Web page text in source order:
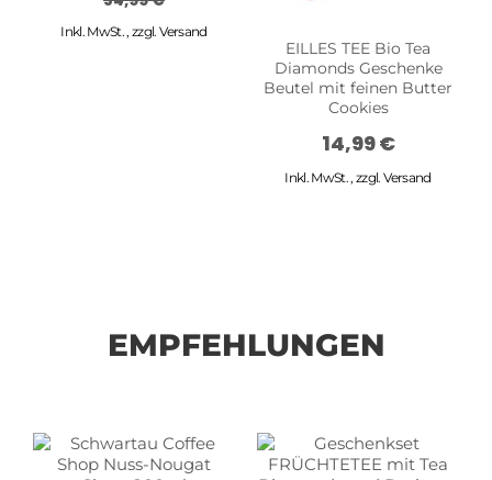
Inkl. MwSt. ,zzgl.Versand
EILLES TEE Bio Tea
Diamonds Geschenke
Beutel mit feinen Butter
Cookies
14,99 €
Inkl. MwSt. ,zzgl.Versand
EMPFEHLUNGEN